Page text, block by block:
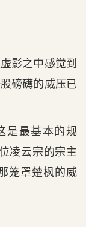
影之中感觉到
磅礴的威压已
是最基本的规
凌云宗的宗主
笼罩楚枫的威